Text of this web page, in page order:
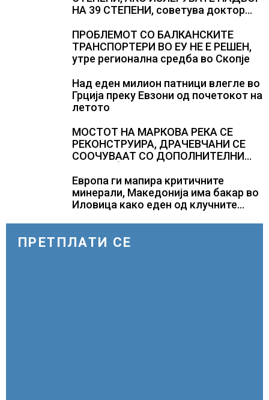
НА 39 СТЕПЕНИ, советува доктор
ПРОБЛЕМОТ СО БАЛКАНСКИТЕ
ТРАНСПОРТЕРИ ВО ЕУ НЕ Е РЕШЕН,
утре регионална средба во Скопје
Над еден милион патници влегле во
Грција преку Евзони од почетокот на
летото
МОСТОТ НА МАРКОВА РЕКА СЕ
РЕКОНСТРУИРА, ДРАЧЕВЧАНИ СЕ
СООЧУВААТ СО ДОПОЛНИТЕЛНИ
Европа ги мапира критичните
минерали, Македонија има бакар во
Иловица како еден од клучните
ПРЕТПЛАТИ СЕ